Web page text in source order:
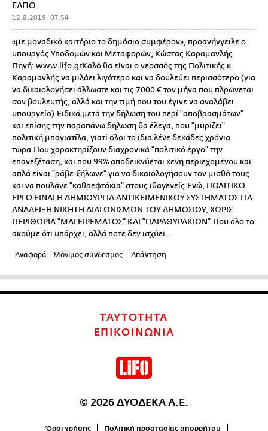
ΕΛΠΟ
12.8.2019 | 07:54
«με μοναδικό κριτήριο το δημόσιο συμφέρον», προανήγγειλε ο
υπουργός Υποδομών και Μεταφορών, Κώστας Καραμανλής
Πηγή: www.lifo.grΚαλό θα είναι ο νεοσσός της Πολιτικής κ.
Καραμανλής να μιλάει λιγότερο και να δουλεύει περισσότερο (για
να δικαιολογήσει άλλωστε και τις 7000 € τον μήνα που πλρώνεται
σαν βουλευτής, αλλά και την τιμή που του έγινε να αναλάβει
υπουργείο).Ειδικά μετά την δήλωσή του περί "αποβρασμάτων"
και επίσης την παραπάνω δήλωση θα έλεγα, που "μυρίζει"
πολιτική μπαγιατίλα, γιατί όλοι το ίδια λένε δεκάδες χρόνια
τώρα.Που χαρακτηρίζουν διαχρονικά "πολιτικό έργο" την
επανεξέταση, και που 99% αποδεικνύεται κενή περιεχομένου και
απλά είναι "ράβε-ξήλωνε" για να δικαιολογήσουν τον μισθό τους
και να πουλάνε "καθρεφτάκια" στους ιθαγενείς.Ενώ, ΠΟΛΙΤΙΚΟ
ΕΡΓΟ ΕΙΝΑΙ Η ΔΗΜΙΟΥΡΓΙΑ ΑΝΤΙΚΕΙΜΕΝΙΚΟΥ ΣΥΣΤΗΜΑΤΟΣ ΓΙΑ
ΑΝΑΔΕΙΞΗ ΝΙΚΗΤΗ ΔΙΑΓΩΝΙΣΜΩΝ ΤΟΥ ΔΗΜΟΣΙΟΥ, ΧΩΡΙΣ
ΠΕΡΙΘΩΡΙΑ "ΜΑΓΕΙΡΕΜΑΤΟΣ" ΚΑΙ "ΠΑΡΑΘΥΡΑΚΙΩΝ".Που όλο το
ακούμε ότι υπάρχει, αλλά ποτέ δεν ισχύει...
Αναφορά Μόνιμος σύνδεσμος Απάντηση
ΤΑΥΤΟΤΗΤΑ
ΕΠΙΚΟΙΝΩΝΙΑ
© 2026 ΔΥΟΔΕΚΑ Α.Ε.
Όροι χρήσης Πολιτική προστασίας απορρήτου